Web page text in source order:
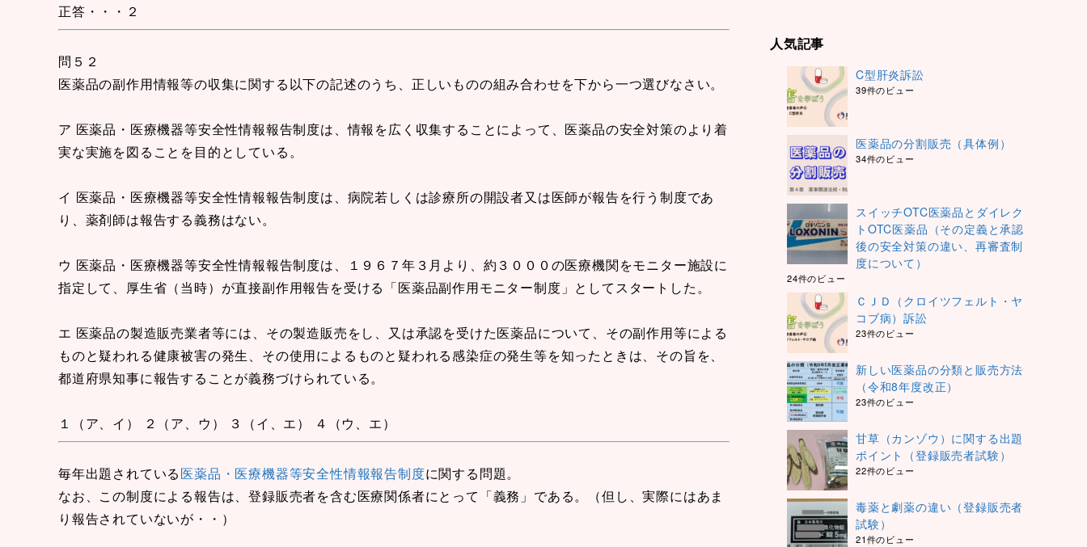
正答・・・２
問５２
医薬品の副作用情報等の収集に関する以下の記述のうち、正しいものの組み合わせを下から一つ選びなさい。
ア 医薬品・医療機器等安全性情報報告制度は、情報を広く収集することによって、医薬品の安全対策のより着
実な実施を図ることを目的としている。
イ 医薬品・医療機器等安全性情報報告制度は、病院若しくは診療所の開設者又は医師が報告を行う制度であ
り、薬剤師は報告する義務はない。
ウ 医薬品・医療機器等安全性情報報告制度は、１９６７年３月より、約３０００の医療機関をモニター施設に
指定して、厚生省（当時）が直接副作用報告を受ける「医薬品副作用モニター制度」としてスタートした。
エ 医薬品の製造販売業者等には、その製造販売をし、又は承認を受けた医薬品について、その副作用等による
ものと疑われる健康被害の発生、その使用によるものと疑われる感染症の発生等を知ったときは、その旨を、
都道府県知事に報告することが義務づけられている。
１（ア、イ） ２（ア、ウ） ３（イ、エ） ４（ウ、エ）
毎年出題されている医薬品・医療機器等安全性情報報告制度に関する問題。
なお、この制度による報告は、登録販売者を含む医療関係者にとって「義務」である。（但し、実際にはあま
り報告されていないが・・）
人気記事
C型肝炎訴訟
39件のビュー
医薬品の分割販売（具体例）
34件のビュー
スイッチOTC医薬品とダイレク
トOTC医薬品（その定義と承認
後の安全対策の違い、再審査制
度について）
24件のビュー
ＣＪＤ（クロイツフェルト・ヤ
コブ病）訴訟
23件のビュー
新しい医薬品の分類と販売方法
（令和8年度改正）
23件のビュー
甘草（カンゾウ）に関する出題
ポイント（登録販売者試験）
22件のビュー
毒薬と劇薬の違い（登録販売者
試験）
21件のビュー